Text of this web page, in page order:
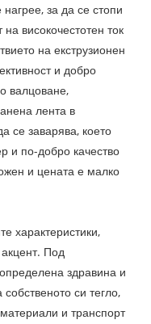
за да се стопи
високочестотен ток
на екструзионен
и добро
валцоване,
лента в
се заварява, което
и по-добро качество
и цената е малко
характеристики,
Под
здравина и
си тегло,
и транспорт